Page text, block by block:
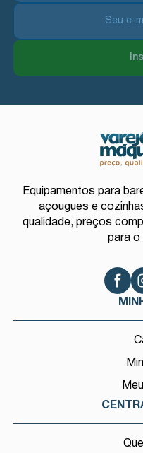
Equipamentos para
açougues e
qualidade, preços
para o